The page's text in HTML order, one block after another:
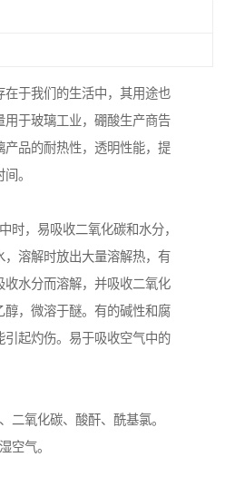
于我们的生活中，其用途也
用于玻璃工业，硼酸生产商告
品的耐热性，透明性能，提
。
时，易吸收二氧化碳和水分，
溶解时放出大量溶解热，有
收水分而溶解，并吸收二氧化
，微溶于醚。有的碱性和腐
起灼伤。易于吸收空气中的
二氧化碳、酸酐、酰基氯。
空气。